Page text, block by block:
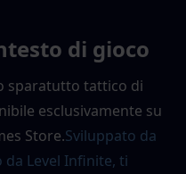
di gioco
sparatutto tattico di
esclusivamente su
Store.Sviluppato da
Level Infinite, ti